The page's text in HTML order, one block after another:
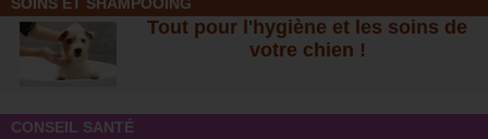
SOINS ET SHAMPOOING
Tout pour l'hygiène et les soins de
votre chien !
CONSEIL SANTÉ